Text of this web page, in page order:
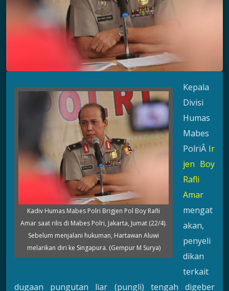
Kadiv Humas Mabes Polri Brigjen Pol Boy Rafli
Amar saat rilis di Mabes Polri, Jakarta, Jumat (22/4).
Sebelum menjalani hukuman, Hartawan Aluwi
melarikan diri ke Singapura. (Gempur M Surya)
Kepala
Divisi
Humas
Mabes
PolriÂ Ir
jen Boy
Rafli
Amar
mengat
akan,
penyeli
dikan
terkait
dugaan pungutan liar (pungli) tengah digeber